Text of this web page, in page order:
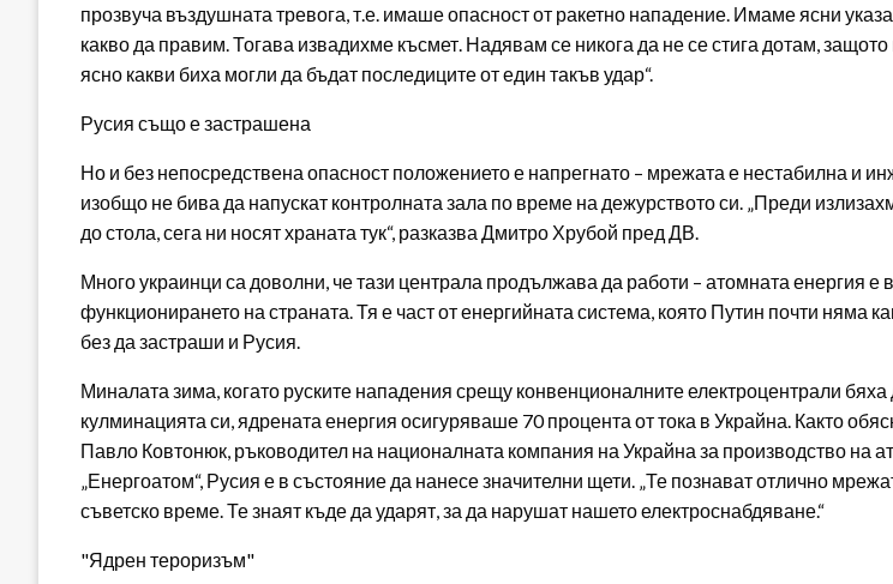
прозвуча въздушната тревога, т.е. имаше опасност от ракетно нападение. Имаме ясни
какво да правим. Тогава извадихме късмет. Надявам се никога да не се стига дотам, защото
ясно какви биха могли да бъдат последиците от един такъв удар“.
Русия също е застрашена
Но и без непосредствена опасност положението е напрегнато – мрежата е нестабилна и
изобщо не бива да напускат контролната зала по време на дежурството си. „Преди
до стола, сега ни носят храната тук“, разказва Дмитро Хрубой пред ДВ.
Много украинци са доволни, че тази централа продължава да работи – атомната енергия е
функционирането на страната. Тя е част от енергийната система, която Путин почти няма
без да застраши и Русия.
Миналата зима, когато руските нападения срещу конвенционалните електроцентрали бяха
кулминацията си, ядрената енергия осигуряваше 70 процента от тока в Украйна. Както
Павло Ковтонюк, ръководител на националната компания на Украйна за производство на
„Енергоатом“, Русия е в състояние да нанесе значителни щети. „Те познават отлично
съветско време. Те знаят къде да ударят, за да нарушат нашето електроснабдяване.“
"Ядрен тероризъм"